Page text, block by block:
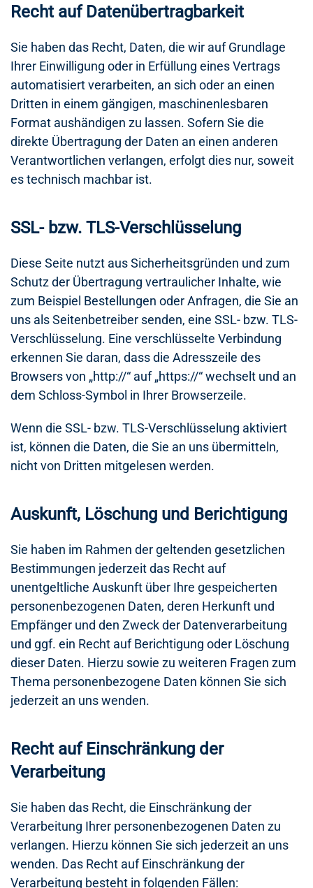
Recht auf Daten­übertrag­barkeit
Sie haben das Recht, Daten, die wir auf Grundlage
Ihrer Einwilligung oder in Erfüllung eines Vertrags
automatisiert verarbeiten, an sich oder an einen
Dritten in einem gängigen, maschinenlesbaren
Format aushändigen zu lassen. Sofern Sie die
direkte Übertragung der Daten an einen anderen
Verantwortlichen verlangen, erfolgt dies nur, soweit
es technisch machbar ist.
SSL- bzw. TLS-Verschlüsselung
Diese Seite nutzt aus Sicherheitsgründen und zum
Schutz der Übertragung vertraulicher Inhalte, wie
zum Beispiel Bestellungen oder Anfragen, die Sie an
uns als Seitenbetreiber senden, eine SSL- bzw. TLS-
Verschlüsselung. Eine verschlüsselte Verbindung
erkennen Sie daran, dass die Adresszeile des
Browsers von „http://“ auf „https://“ wechselt und an
dem Schloss-Symbol in Ihrer Browserzeile.
Wenn die SSL- bzw. TLS-Verschlüsselung aktiviert
ist, können die Daten, die Sie an uns übermitteln,
nicht von Dritten mitgelesen werden.
Auskunft, Löschung und Berichtigung
Sie haben im Rahmen der geltenden gesetzlichen
Bestimmungen jederzeit das Recht auf
unentgeltliche Auskunft über Ihre gespeicherten
personenbezogenen Daten, deren Herkunft und
Empfänger und den Zweck der Datenverarbeitung
und ggf. ein Recht auf Berichtigung oder Löschung
dieser Daten. Hierzu sowie zu weiteren Fragen zum
Thema personenbezogene Daten können Sie sich
jederzeit an uns wenden.
Recht auf Einschränkung der
Verarbeitung
Sie haben das Recht, die Einschränkung der
Verarbeitung Ihrer personenbezogenen Daten zu
verlangen. Hierzu können Sie sich jederzeit an uns
wenden. Das Recht auf Einschränkung der
Verarbeitung besteht in folgenden Fällen: